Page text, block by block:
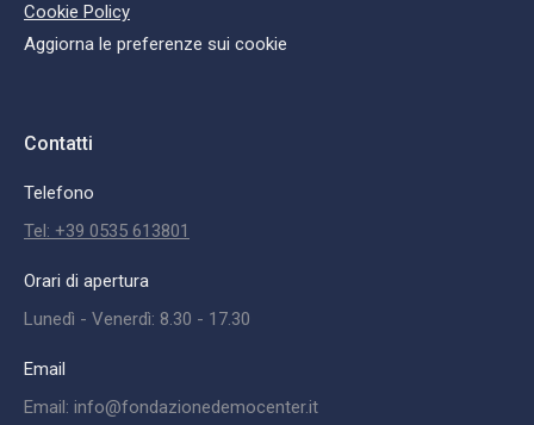
Cookie Policy
Aggiorna le preferenze sui cookie
Contatti
Telefono
Tel: +39 0535 613801
Orari di apertura
Lunedì - Venerdì: 8.30 - 17.30
Email
Email: info@fondazionedemocenter.it